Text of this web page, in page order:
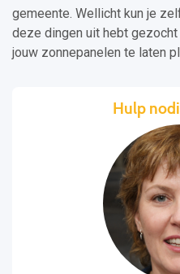
gemeente. Wellicht kun je
deze dingen uit hebt
jouw zonnepanelen te laten
Hulp